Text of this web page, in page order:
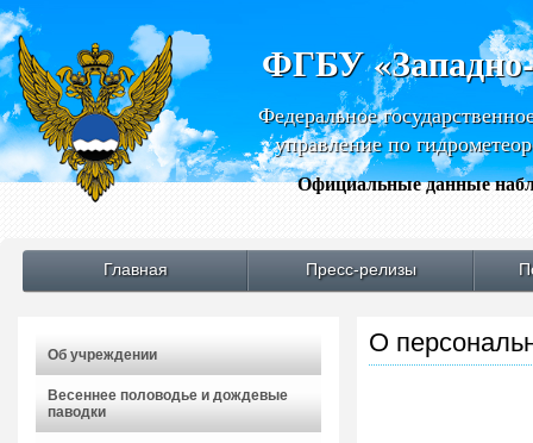
ФГБУ
Федеральное
управление по
Официальные данные
Главная Пресс-релизы
Об учреждении
Весеннее половодье и дождевые
паводки
О